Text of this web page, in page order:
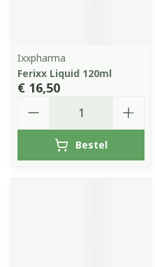
Ixxpharma
Ferixx Liquid 120ml
€ 16,50
Bestel